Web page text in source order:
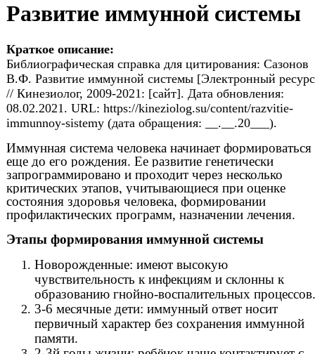
Развитие иммунной системы
Краткое описание:
Библиографическая справка для цитирования: Сазонов
В.Ф. Развитие иммунной системы [Электронный
// Кинезиолог, 2009-2021: [сайт]. Дата обновления:
08.02.2021. URL: https://kineziolog.su/content/razvitie-
immunnoy-sistemy (дата обращения: __.__.20___).
Иммунная система человека начинает формироваться
еще до его рождения. Ее развитие генетически
запрограммировано и проходит через несколько
критических этапов, учитывающиеся при оценке
состояния здоровья человека, формировании
профилактических программ, назначении лечения.
Этапы формирования иммунной системы
Новорожденные: имеют высокую
чувствительность к инфекциям и склонны к
образованию гнойно-воспалительных процессов.
3-6 месячные дети: иммунный ответ носит
первичный характер без сохранения иммунной
памяти.